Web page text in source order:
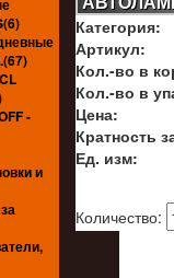
-
и
http://
Категория:
Артикул:
Кол.-во в
Кол.-во в
Цена:
Кратность
Ед. изм:
Количество: